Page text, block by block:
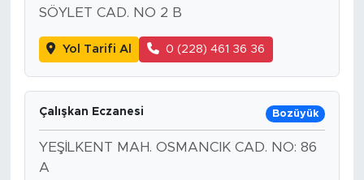
SÖYLET CAD. NO 2 B
Yol Tarifi Al 0 (228) 461 36 36
Çalışkan Eczanesi Bozüyük
YEŞİLKENT MAH. OSMANCIK CAD. NO: 86
A
Magazin
Dünya